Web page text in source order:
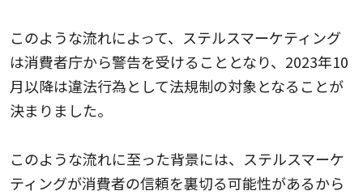
このような流れによって、ステルスマーケティング
は消費者庁から警告を受けることとなり、2023年10
月以降は違法行為として法規制の対象となることが
決まりました。
このような流れに至った背景には、ステルスマーケ
ティングが消費者の信頼を裏切る可能性があるから